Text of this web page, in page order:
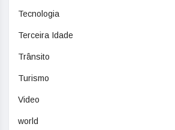
Tecnologia
Terceira Idade
Trânsito
Turismo
Video
world